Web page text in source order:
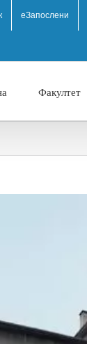
eЗапослени
Факултет